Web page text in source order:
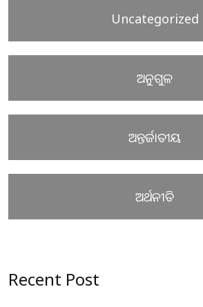
Uncategorized
ଅନୁଗୁଳ
ଅନ୍ତର୍ଜାତୀୟ
ଅର୍ଥନୀତି
Recent Post